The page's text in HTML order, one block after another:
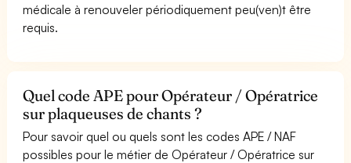
médicale à renouveler périodiquement peu(ven)t être
requis.
Quel code APE pour Opérateur / Opératrice
sur plaqueuses de chants ?
Pour savoir quel ou quels sont les codes APE / NAF
possibles pour le métier de Opérateur / Opératrice sur